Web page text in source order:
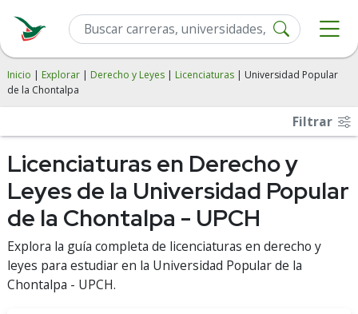
Inicio | Explorar | Derecho y Leyes | Licenciaturas | Universidad Popular
de la Chontalpa
Filtrar
Licenciaturas en Derecho y
Leyes de la Universidad Popular
de la Chontalpa - UPCH
Explora la guía completa de licenciaturas en derecho y
leyes para estudiar en la Universidad Popular de la
Chontalpa - UPCH.